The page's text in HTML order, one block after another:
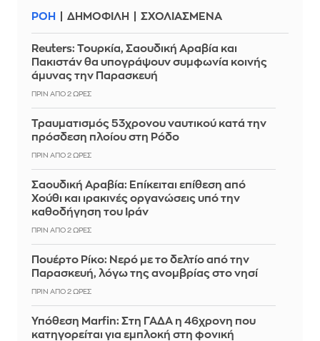
ΡΟΗ ΔΗΜΟΦΙΛΗ ΣΧΟΛΙΑΣΜΕΝΑ
Reuters: Τουρκία, Σαουδική Αραβία και
Πακιστάν θα υπογράψουν συμφωνία κοινής
άμυνας την Παρασκευή
ΠΡΙΝ ΑΠΌ 2 ΏΡΕΣ
Τραυματισμός 53χρονου ναυτικού κατά την
πρόσδεση πλοίου στη Ρόδο
ΠΡΙΝ ΑΠΌ 2 ΏΡΕΣ
Σαουδική Αραβία: Επίκειται επίθεση από
Χούθι και ιρακινές οργανώσεις υπό την
καθοδήγηση του Ιράν
ΠΡΙΝ ΑΠΌ 2 ΏΡΕΣ
Πουέρτο Ρίκο: Νερό με το δελτίο από την
Παρασκευή, λόγω της ανομβρίας στο νησί
ΠΡΙΝ ΑΠΌ 2 ΏΡΕΣ
Υπόθεση Marfin: Στη ΓΑΔΑ η 46χρονη που
κατηγορείται για εμπλοκή στη φονική